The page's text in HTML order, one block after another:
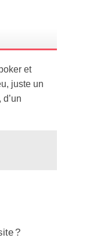
et
juste un
?